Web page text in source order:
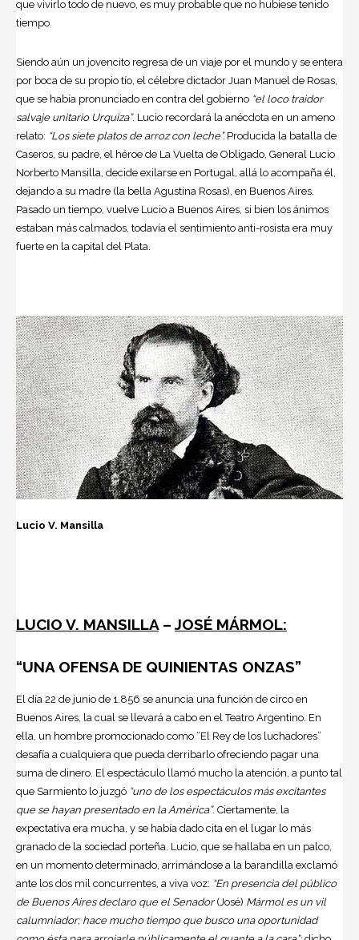
que vivirlo todo de nuevo, es muy probable que no hubiese tenido
tiempo.
Siendo aún un jovencito regresa de un viaje por el mundo y se entera
por boca de su propio tío, el célebre dictador Juan Manuel de Rosas,
que se había pronunciado en contra del gobierno “el loco traidor
salvaje unitario Urquiza”. Lucio recordará la anécdota en un ameno
relato: “Los siete platos de arroz con leche”. Producida la batalla de
Caseros, su padre, el héroe de La Vuelta de Obligado, General Lucio
Norberto Mansilla, decide exilarse en Portugal, allá lo acompaña él,
dejando a su madre (la bella Agustina Rosas), en Buenos Aires.
Pasado un tiempo, vuelve Lucio a Buenos Aires, si bien los ánimos
estaban más calmados, todavía el sentimiento anti-rosista era muy
fuerte en la capital del Plata.
Lucio V. Mansilla
LUCIO V. MANSILLA–JOSÉ MÁRMOL:
“UNA OFENSA DE QUINIENTAS ONZAS”
El día 22 de junio de 1.856 se anuncia una función de circo en
Buenos Aires, la cual se llevará a cabo en el Teatro Argentino. En
ella, un hombre promocionado como “El Rey de los luchadores”
desafía a cualquiera que pueda derribarlo ofreciendo pagar una
suma de dinero. El espectáculo llamó mucho la atención, a punto tal
que Sarmiento lo juzgó “uno de los espectáculos más excitantes
que se hayan presentado en la América”. Ciertamente, la
expectativa era mucha, y se había dado cita en el lugar lo más
granado de la sociedad porteña. Lucio, que se hallaba en un palco,
en un momento determinado, arrimándose a la barandilla exclamó
ante los dos mil concurrentes, a viva voz: “En presencia del público
de Buenos Aires declaro que el Senador (José) Mármol es un vil
calumniador; hace mucho tiempo que busco una oportunidad